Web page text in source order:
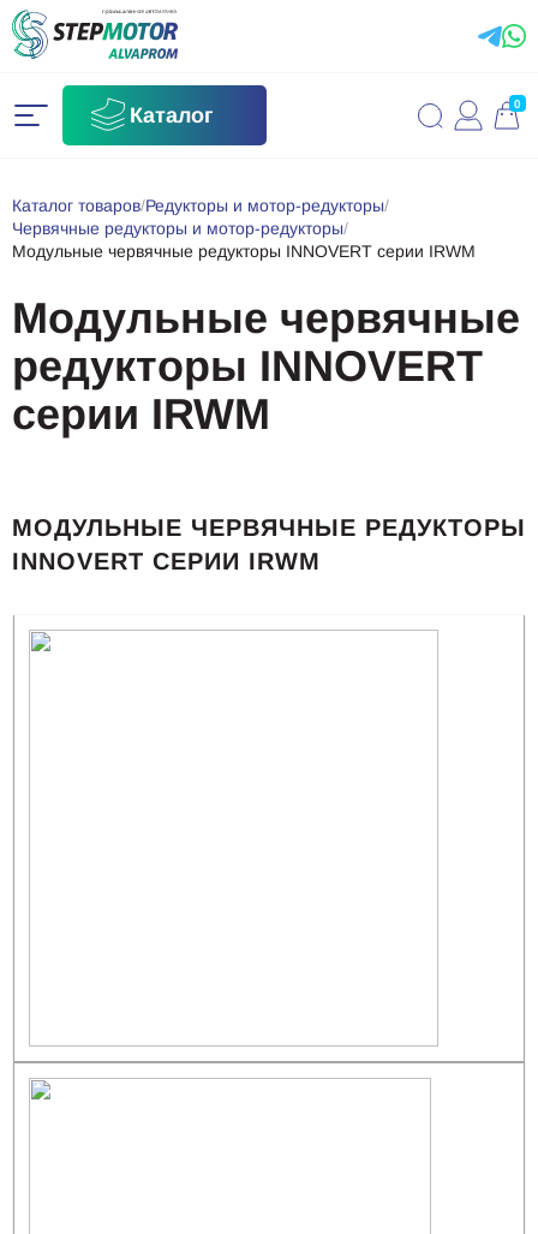
Каталог 0
Каталог товаров/Редукторы и мотор-редукторы/
Червячные редукторы и мотор-редукторы/
Модульные червячные редукторы INNOVERT серии IRWM
Модульные червячные
редукторы INNOVERT
серии IRWM
МОДУЛЬНЫЕ ЧЕРВЯЧНЫЕ РЕДУКТОРЫ
INNOVERT СЕРИИ IRWM